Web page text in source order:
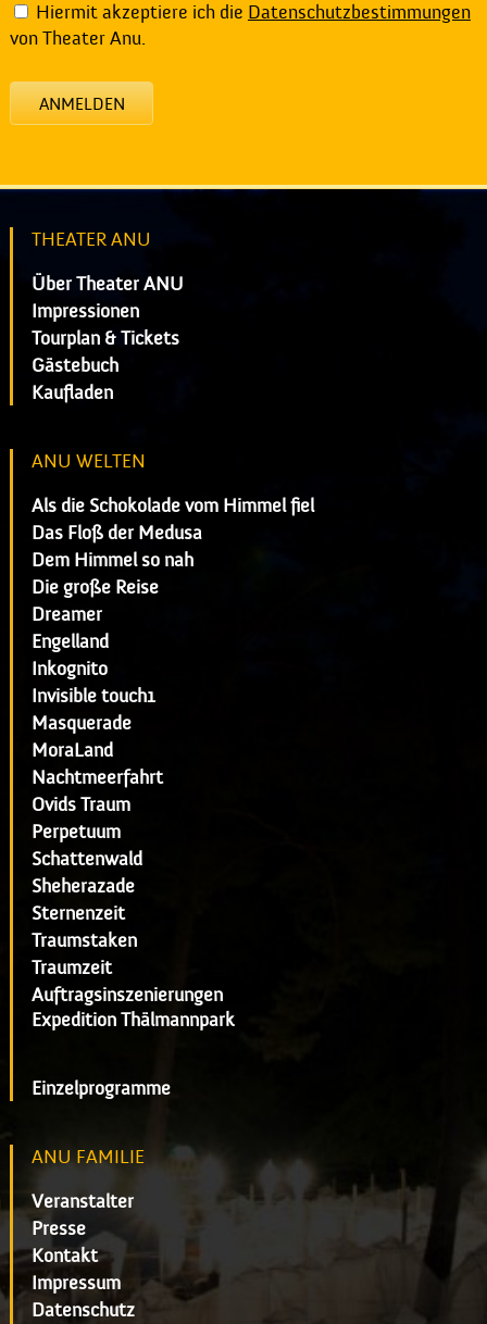
Hiermit akzeptiere ich die Datenschutzbestimmungen
von Theater Anu.
ANMELDEN
THEATER ANU
Über Theater ANU
Impressionen
Tourplan & Tickets
Gästebuch
Kaufladen
ANU WELTEN
Als die Schokolade vom Himmel fiel
Das Floß der Medusa
Dem Himmel so nah
Die große Reise
Dreamer
Engelland
Inkognito
Invisible touch1
Masquerade
MoraLand
Nachtmeerfahrt
Ovids Traum
Perpetuum
Schattenwald
Sheherazade
Sternenzeit
Traumstaken
Traumzeit
Auftragsinszenierungen
Expedition Thälmannpark
Einzelprogramme
ANU FAMILIE
Veranstalter
Presse
Kontakt
Impressum
Datenschutz